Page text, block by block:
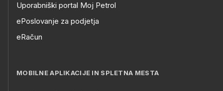
Uporabniški portal Moj Petrol
ePoslovanje za podjetja
eRačun
MOBILNE APLIKACIJE IN SPLETNA MESTA